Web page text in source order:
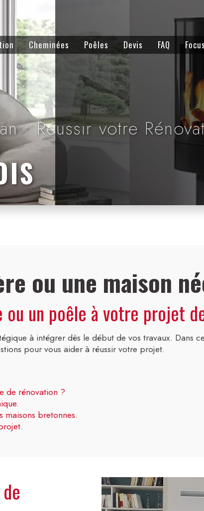
Cheminées Poêles Devis FAQ
: Réussir votre
ou une maison
un poêle à votre projet
à intégrer dès le début de vos travaux. Dans
pour vous aider à réussir votre projet.
de rénovation ?
maisons bretonnes.